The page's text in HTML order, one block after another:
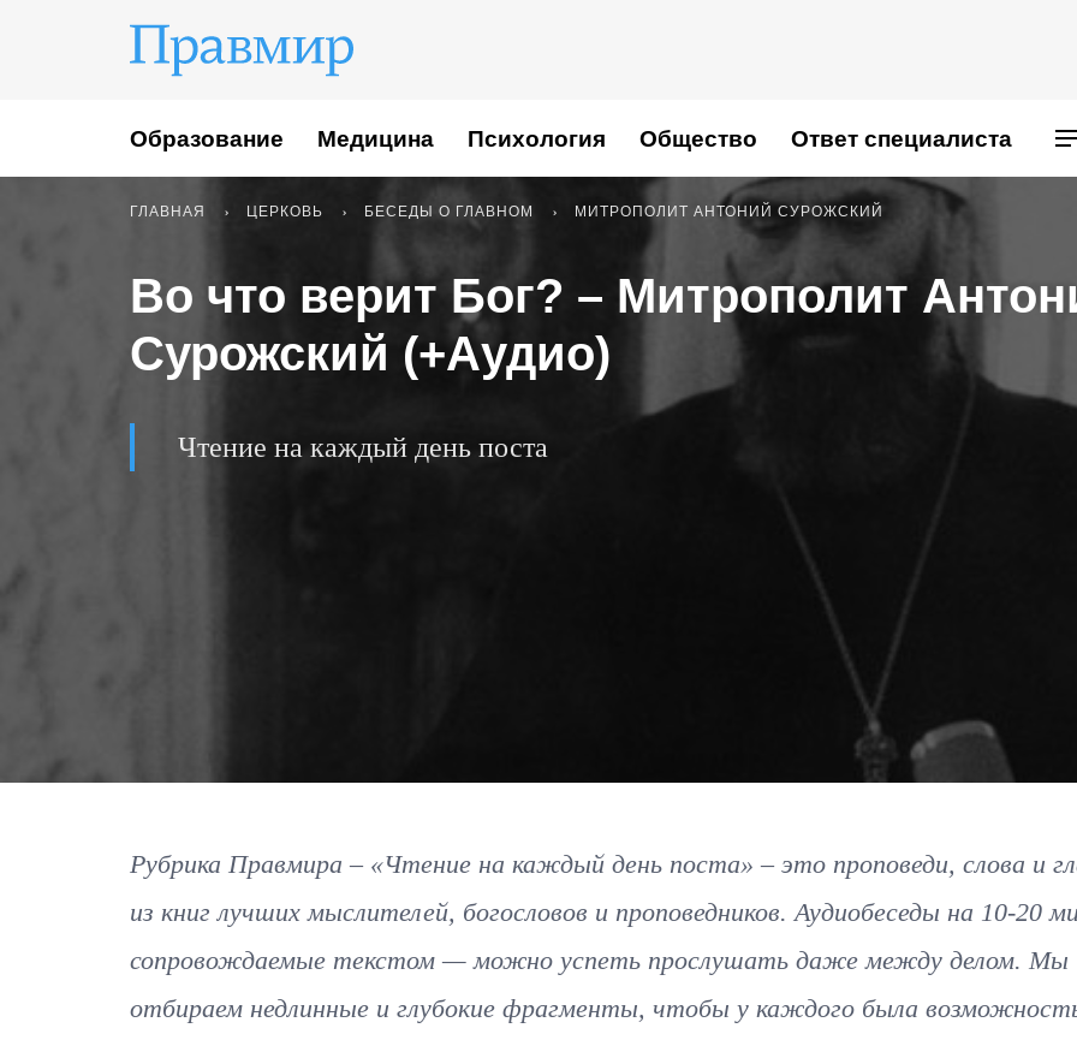
Образование Медицина Психология Общество Ответ специалиста
ГЛАВНАЯ ЦЕРКОВЬ БЕСЕДЫ О ГЛАВНОМ МИТРОПОЛИТ АНТОНИЙ СУРОЖСКИЙ
Во что верит Бог? – Митрополит
Сурожский (+Аудио)
Чтение на каждый день поста
Рубрика Правмира – «Чтение на каждый день поста» – это проповеди, слова и
из книг лучших мыслителей, богословов и проповедников. Аудиобеседы на 10-20
сопровождаемые текстом — можно успеть прослушать даже между делом. Мы
отбираем недлинные и глубокие фрагменты, чтобы у каждого была